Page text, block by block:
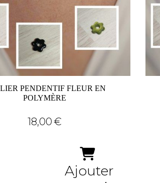
PENDENTIF FLEUR EN
POLYMÈRE
18,00€
Ajouter